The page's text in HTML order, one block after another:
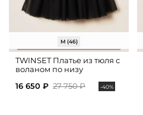
M (46)
TWINSET Платье из тюля с
воланом по низу
16 650 ₽ 27 750 ₽ -40%